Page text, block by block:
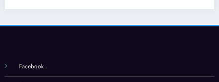
Facebook